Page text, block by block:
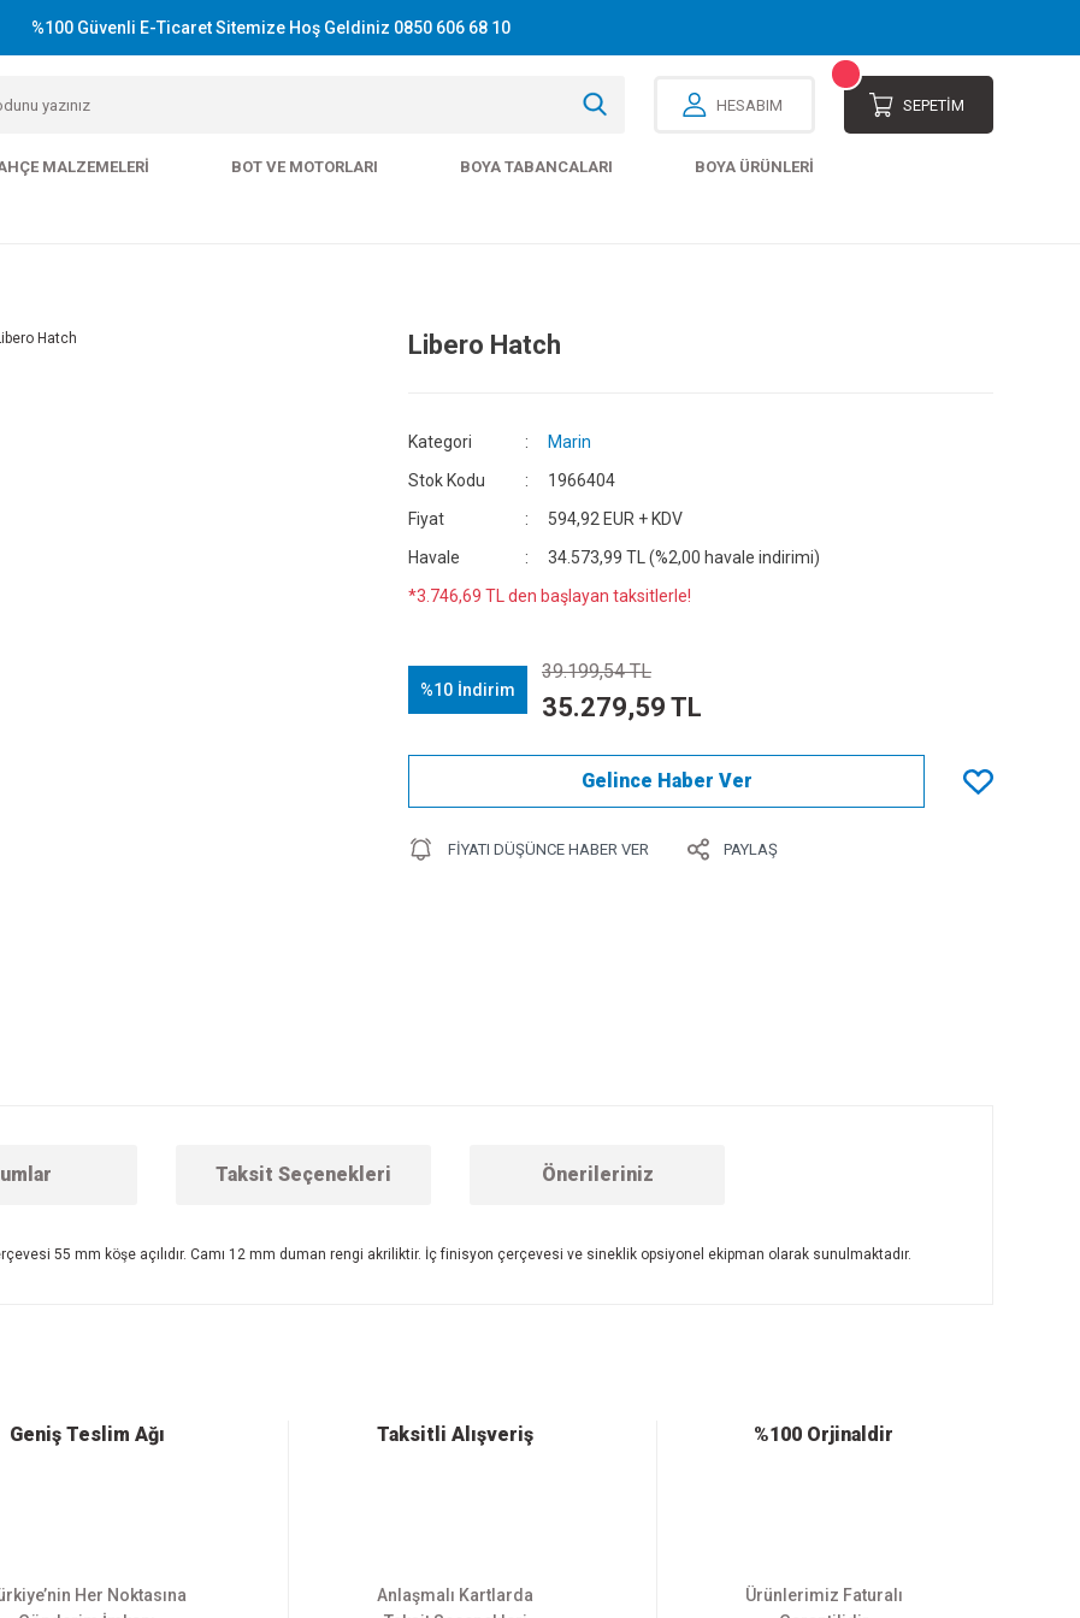
%100 Güvenli E-Ticaret Sitemize Hoş Geldiniz 0850 606 68 10
HESABIM SEPETİM
MALZEMELERI BOT VE MOTORLARI BOYA TABANCALARI BOYA ÜRÜNLERI
Libero Hatch
Kategori
Marin
Stok Kodu
1966404
Fiyat
594,92 EUR + KDV
Havale
34.573,99 TL (%2,00 havale indirimi)
*3.746,69 TL den başlayan taksitlerle!
%10 İndirim
39.199,54 TL
35.279,59 TL
Gelince Haber Ver
FIYATI DÜŞÜNCE HABER VER PAYLAŞ
Taksit Seçenekleri Önerileriniz
55 mm köşe açılıdır. Camı 12 mm duman rengi akriliktir. İç finisyon çerçevesi ve sineklik opsiyonel ekipman olarak sunulmaktadır.
Geniş Teslim Ağı
Her Noktasına
Taksitli Alışveriş
Anlaşmalı Kartlarda
%100 Orjinaldir
Ürünlerimiz Faturalı